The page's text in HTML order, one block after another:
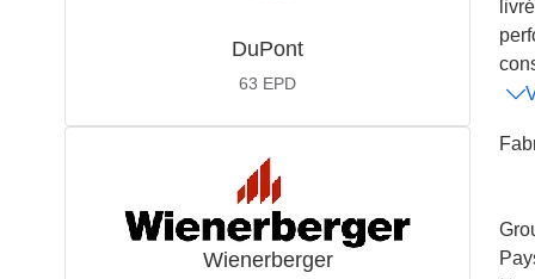
DuPont
63 EPD
Wienerberger